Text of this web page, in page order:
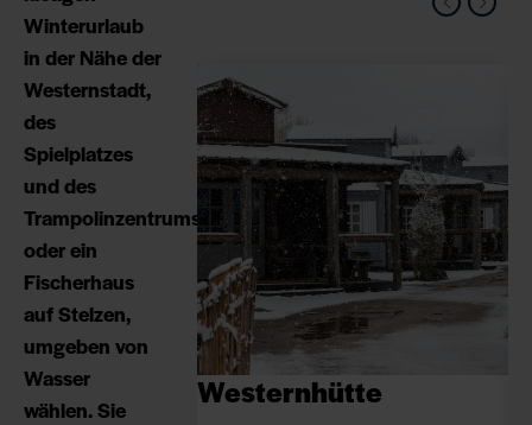
Winterurlaub
in der Nähe der
Westernstadt,
des
Spielplatzes
und des
Trampolinzentrums
oder ein
Fischerhaus
auf Stelzen,
umgeben von
Wasser
wählen. Sie
Westernhütte